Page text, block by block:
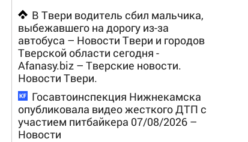
В Твери водитель сбил мальчика,
выбежавшего на дорогу из-за
автобуса – Новости Твери и городов
Тверской области сегодня -
Afanasy.biz – Тверские новости.
Новости Твери.
Госавтоинспекция Нижнекамска
опубликовала видео жесткого ДТП с
участием питбайкера 07/08/2026 –
Новости